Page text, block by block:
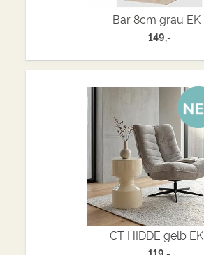
Bar 8cm grau EK
149,-
CT HIDDE gelb EK